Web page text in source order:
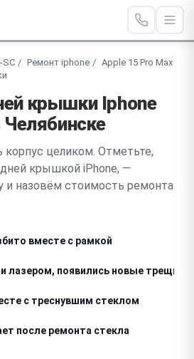
SC Ремонт iphone
Apple 15 Pro Max
крышки Iphone
Челябинске
целиком. Отметьте,
крышкой iPhone, —
и назовём стоимость ремонта
вместе с рамкой
лазером, появились новые трещины
с треснувшим стеклом
после ремонта стекла